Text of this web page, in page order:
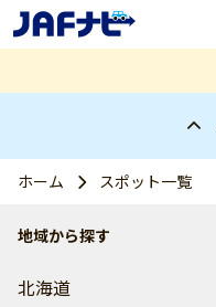
ホーム スポット一覧
地域から探す
北海道